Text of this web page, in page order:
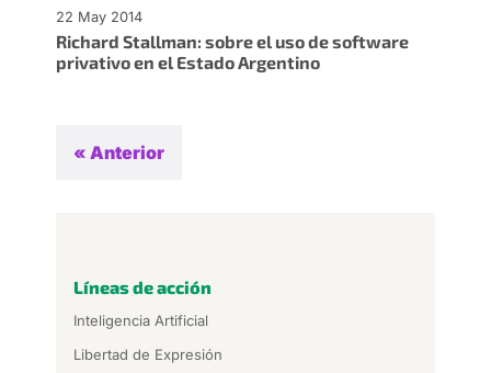
Richard Stallman: sobre el uso de software
privativo en el Estado Argentino
22 May 2014
« Anterior
Líneas de acción
Inteligencia Artificial
Libertad de Expresión